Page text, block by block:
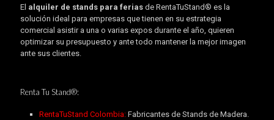
El alquiler de stands para ferias de RentaTuStand® es la
solución ideal para empresas que tienen en su estrategia
comercial asistir a una o varias expos durante el año, quieren
optimizar su presupuesto y ante todo mantener la mejor imagen
ante sus clientes.
Renta Tu Stand®:
RentaTuStand Colombia: Fabricantes de Stands de Madera.